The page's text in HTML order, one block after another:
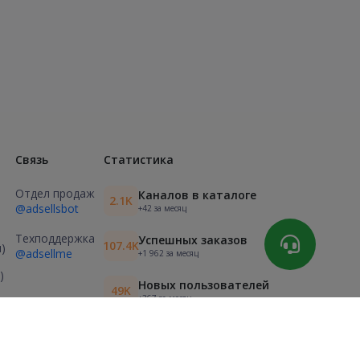
Связь
Отдел продаж
@adsellsbot
Техподдержка
@adsellme
Статистика
2.1K Каналов в каталоге
+42 за месяц
107.4KУспешных заказов
+1 962 за месяц
49K Новых пользователей
+367 за месяц